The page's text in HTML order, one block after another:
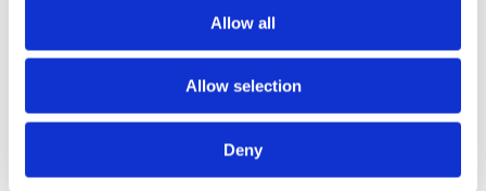
Allow all
Allow selection
Deny